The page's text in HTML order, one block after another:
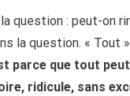
question : peut-on
la question. « Tout
parce que tout
ridicule, sans